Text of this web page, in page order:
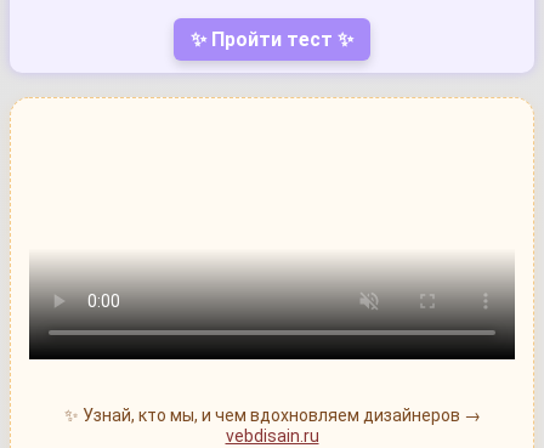
✨ Пройти тест ✨
✨ Узнай, кто мы, и чем вдохновляем дизайнеров →
vebdisain.ru